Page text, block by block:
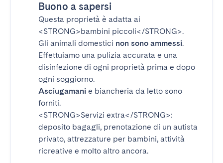
Buono a sapersi
Questa proprietà è adatta ai
<STRONG>bambini piccoli</STRONG>.
Gli animali domestici non sono ammessi.
Effettuiamo una pulizia accurata e una
disinfezione di ogni proprietà prima e dopo
ogni soggiorno.
Asciugamani e biancheria da letto sono
forniti.
<STRONG>Servizi extra</STRONG>:
deposito bagagli, prenotazione di un autista
privato, attrezzature per bambini, attività
ricreative e molto altro ancora.